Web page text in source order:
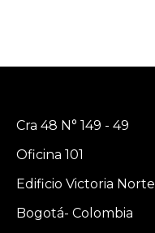
Cra 48 N° 149 - 49
Oficina 101
Edificio Victoria Norte
Bogotá- Colombia